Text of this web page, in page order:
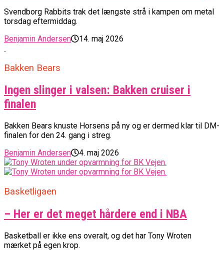
Svendborg Rabbits trak det længste strå i kampen om metal
torsdag eftermiddag.
Benjamin Andersen
14. maj 2026
Bakken Bears
Ingen slinger i valsen: Bakken cruiser i
finalen
Bakken Bears knuste Horsens på ny og er dermed klar til DM-
finalen for den 24. gang i streg.
Benjamin Andersen
4. maj 2026
Basketligaen
– Her er det meget hårdere end i NBA
Basketball er ikke ens overalt, og det har Tony Wroten
mærket på egen krop.